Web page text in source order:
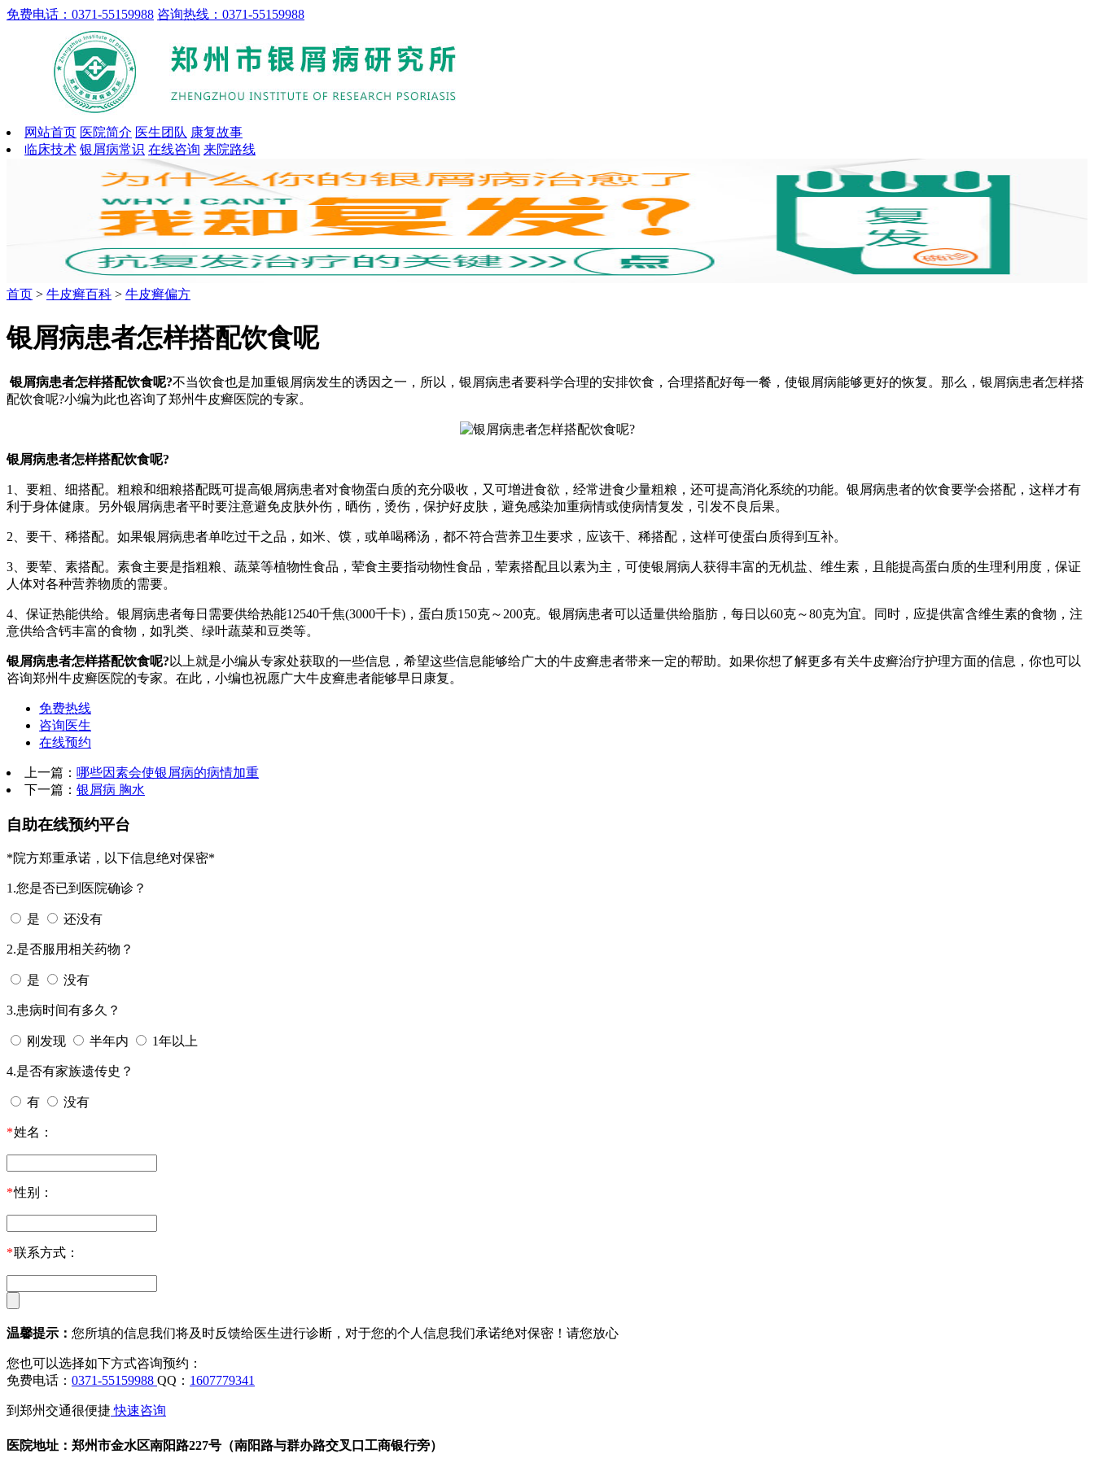
免费电话：0371-55159988 咨询热线：0371-55159988
网站首页 医院简介 医生团队 康复故事
临床技术 银屑病常识 在线咨询 来院路线
首页 > 牛皮癣百科 > 牛皮癣偏方
银屑病患者怎样搭配饮食呢
银屑病患者怎样搭配饮食呢?不当饮食也是加重银屑病发生的诱因之一，所以，银屑病患者要科学合理的安排饮食，合理搭配好每一餐，使银屑病能够更好的恢复。那么，银屑病患者怎样搭
配饮食呢?小编为此也咨询了郑州牛皮癣医院的专家。
银屑病患者怎样搭配饮食呢?
1、要粗、细搭配。粗粮和细粮搭配既可提高银屑病患者对食物蛋白质的充分吸收，又可增进食欲，经常进食少量粗粮，还可提高消化系统的功能。银屑病患者的饮食要学会搭配，这样才有
利于身体健康。另外银屑病患者平时要注意避免皮肤外伤，晒伤，烫伤，保护好皮肤，避免感染加重病情或使病情复发，引发不良后果。
2、要干、稀搭配。如果银屑病患者单吃过干之品，如米、馍，或单喝稀汤，都不符合营养卫生要求，应该干、稀搭配，这样可使蛋白质得到互补。
3、要荤、素搭配。素食主要是指粗粮、蔬菜等植物性食品，荤食主要指动物性食品，荤素搭配且以素为主，可使银屑病人获得丰富的无机盐、维生素，且能提高蛋白质的生理利用度，保证
人体对各种营养物质的需要。
4、保证热能供给。银屑病患者每日需要供给热能12540千焦(3000千卡)，蛋白质150克～200克。银屑病患者可以适量供给脂肪，每日以60克～80克为宜。同时，应提供富含维生素的食物，注
意供给含钙丰富的食物，如乳类、绿叶蔬菜和豆类等。
银屑病患者怎样搭配饮食呢? 以上就是小编从专家处获取的一些信息，希望这些信息能够给广大的牛皮癣患者带来一定的帮助。如果你想了解更多有关牛皮癣治疗护理方面的信息，你也可以
咨询郑州牛皮癣医院的专家。在此，小编也祝愿广大牛皮癣患者能够早日康复。
免费热线
咨询医生
在线预约
上一篇： 哪些因素会使银屑病的病情加重
下一篇： 银屑病 胸水
自助在线预约平台
*院方郑重承诺，以下信息绝对保密*
1.您是否已到医院确诊？
是 还没有
2.是否服用相关药物？
是 没有
3.患病时间有多久？
刚发现 半年内 1年以上
4.是否有家族遗传史？
有 没有
*姓名：
*性别：
*联系方式：
温馨提示： 您所填的信息我们将及时反馈给医生进行诊断，对于您的个人信息我们承诺绝对保密！请您放心
您也可以选择如下方式咨询预约：
免费电话： 0371-55159988 QQ： 1607779341
到郑州交通很便捷 快速咨询
医院地址：郑州市金水区南阳路227号（南阳路与群办路交叉口工商银行旁）